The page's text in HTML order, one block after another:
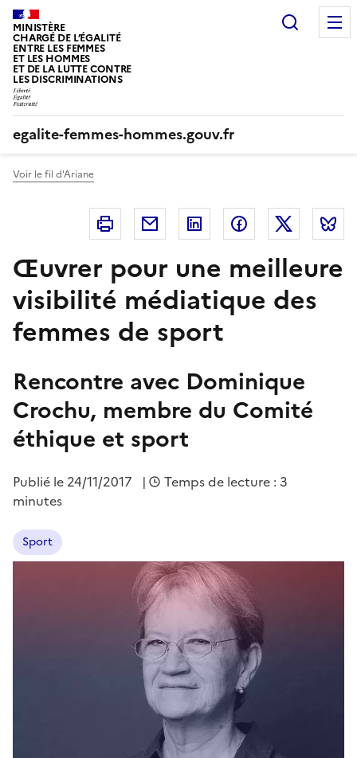
Panneau de gestion des cookies
MINISTÈRE
CHARGÉ DE L’ÉGALITÉ
ENTRE LES FEMMES
ET LES HOMMES
ET DE LA LUTTE CONTRE
LES DISCRIMINATIONS
egalite-femmes-hommes.gouv.fr
Voir le fil d'Ariane
Imprimer Courriel Linkedin FacebookTwitter
Œuvrer pour une meilleure
visibilité médiatique des
femmes de sport
Rencontre avec Dominique
Crochu, membre du Comité
éthique et sport
Publié le 24/11/2017 |
Temps de lecture : 3
minutes
Sport